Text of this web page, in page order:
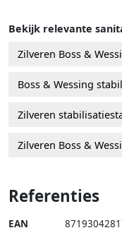
Bekijk relevante
Zilveren Boss &
Boss & Wessing
Zilveren
Zilveren Boss &
Referenties
EAN